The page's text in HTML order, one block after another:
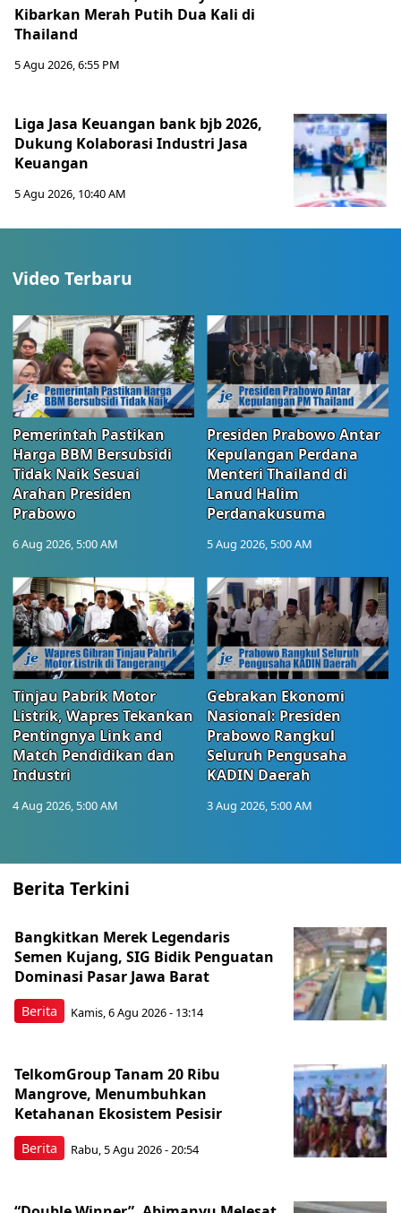
Kibarkan Merah Putih Dua Kali di
Thailand
5 Agu 2026, 6:55 PM
Liga Jasa Keuangan bank bjb 2026,
Dukung Kolaborasi Industri Jasa
Keuangan
5 Agu 2026, 10:40 AM
Video Terbaru
Pemerintah Pastikan
Harga BBM Bersubsidi
Tidak Naik Sesuai
Arahan Presiden
Prabowo
6 Aug 2026, 5:00 AM
Presiden Prabowo Antar
Kepulangan Perdana
Menteri Thailand di
Lanud Halim
Perdanakusuma
5 Aug 2026, 5:00 AM
Tinjau Pabrik Motor
Listrik, Wapres Tekankan
Pentingnya Link and
Match Pendidikan dan
Industri
4 Aug 2026, 5:00 AM
Gebrakan Ekonomi
Nasional: Presiden
Prabowo Rangkul
Seluruh Pengusaha
KADIN Daerah
3 Aug 2026, 5:00 AM
Berita Terkini
Berita
Bangkitkan Merek Legendaris
Semen Kujang, SIG Bidik Penguatan
Dominasi Pasar Jawa Barat
Kamis, 6 Agu 2026 - 13:14
Berita
TelkomGroup Tanam 20 Ribu
Mangrove, Menumbuhkan
Ketahanan Ekosistem Pesisir
Rabu, 5 Agu 2026 - 20:54